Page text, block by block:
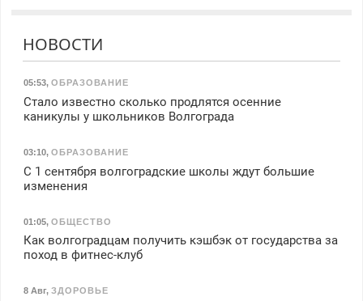
НОВОСТИ
05:53, ОБРАЗОВАНИЕ
Стало известно сколько продлятся осенние
каникулы у школьников Волгограда
03:10, ОБРАЗОВАНИЕ
С 1 сентября волгоградские школы ждут большие
изменения
01:05, ОБЩЕСТВО
Как волгоградцам получить кэшбэк от государства за
поход в фитнес-клуб
8 Авг, ЗДОРОВЬЕ